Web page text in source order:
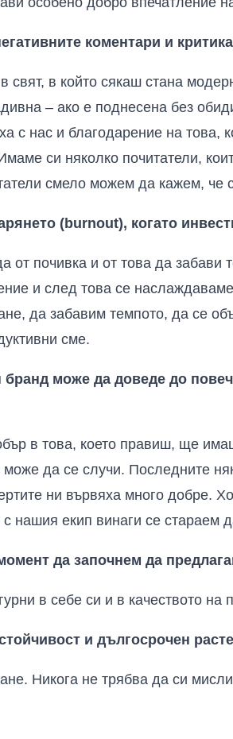
коментари и
в който сякаш стана
– ако е поднесена без
с нас и благодарение на това,
си няколко почитатели,
смело можем да кажем, че
(burnout), когато
от почивка и от това да
и след това се
да забавим темпото, да се
сме.
бранд може да доведе до
в това, което правиш, ще
да се случи. Последните
ни вървяха много добре.
с нашия екип винаги се
да започнем да
в себе си и в качеството
и дългосрочен
Никога не трябва да си